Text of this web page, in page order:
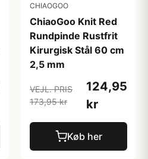
CHIAOGOO
ChiaoGoo Knit Red
Rundpinde Rustfrit
Kirurgisk Stål 60 cm
2,5 mm
VEJL. PRIS
173,95 kr
124,95
kr
Køb her